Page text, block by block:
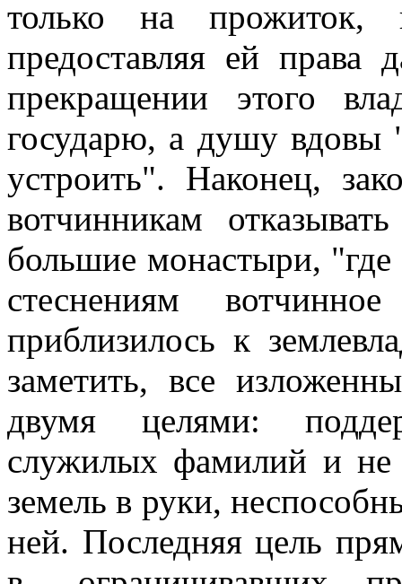
только на прожиток,
предоставляя ей права
прекращении этого
государю, а душу вдовы
устроить". Наконец,
вотчинникам
большие монастыри,
стеснениям
приблизилось к
заметить, все
двумя целями:
служилых фамилий и не
земель в руки,
ней. Последняя цель